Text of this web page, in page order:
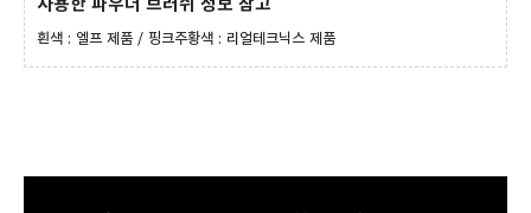
사용한 파우더 브러쉬 정보 참고
흰색 : 엘프 제품 / 핑크주황색 : 리얼테크닉스 제품